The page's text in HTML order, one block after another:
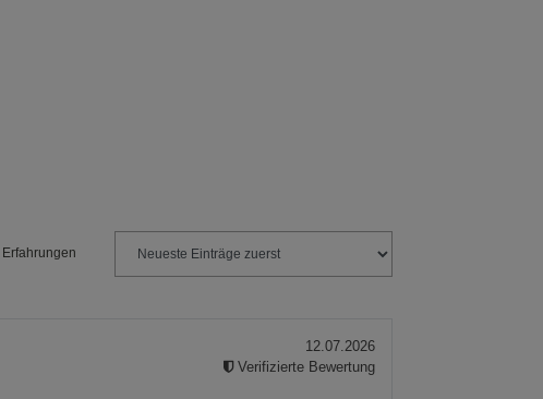
12.07.2026
Verifizierte Bewertung